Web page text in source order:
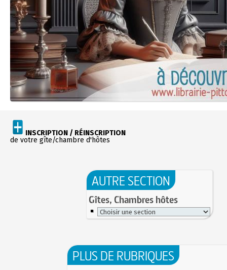
INSCRIPTION / RÉINSCRIPTION
de votre gîte/chambre d'hôtes
AUTRE SECTION
Gîtes, Chambres hôtes
PLUS DE RUBRIQUES